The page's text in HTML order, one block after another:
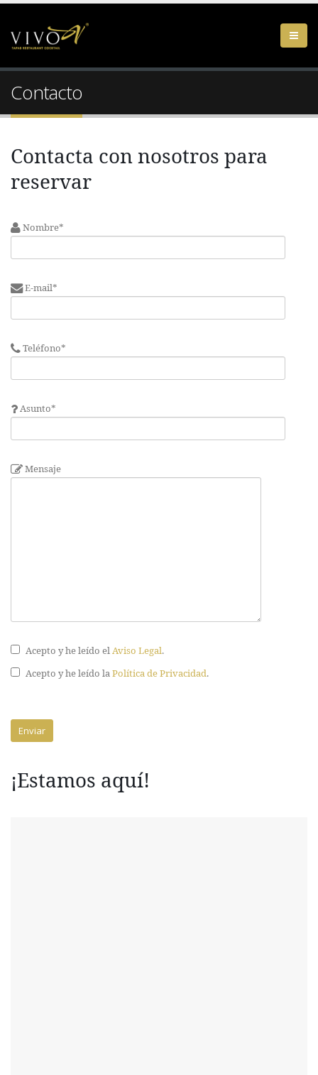
Contacto
Contacta con nosotros para
reservar
Nombre*
E-mail*
Teléfono*
Asunto*
Mensaje
Acepto y he leído elAviso Legal.
Acepto y he leído laPolítica de Privacidad.
¡Estamos aquí!